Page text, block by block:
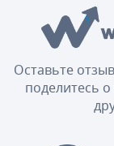
Оставьте
поделитесь